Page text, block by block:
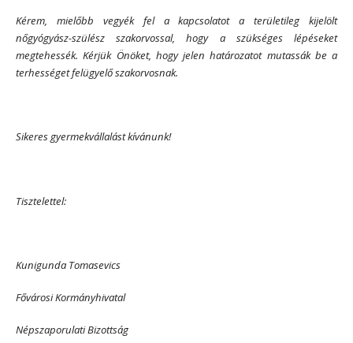
Kérem, mielőbb vegyék fel a kapcsolatot a területileg kijelölt
nőgyógyász-szülész szakorvossal, hogy a szükséges lépéseket
megtehessék. Kérjük Önöket, hogy jelen határozatot mutassák be a
terhességet felügyelő szakorvosnak.
Sikeres gyermekvállalást kívánunk!
Tisztelettel:
Kunigunda Tomasevics
Fővárosi Kormányhivatal
Népszaporulati Bizottság